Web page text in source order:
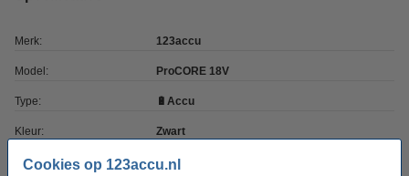
Cookies op 123accu.nl
Merk: 123accu
Model: ProCORE 18V
Type: 🔋Accu
Kleur: Zwart
Capaciteit: 8.000 mAh